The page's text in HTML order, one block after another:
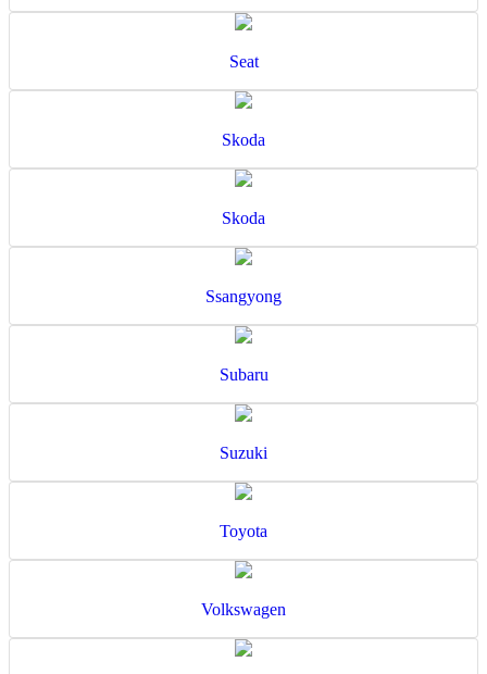
Seat
Skoda
Skoda
Ssangyong
Subaru
Suzuki
Toyota
Volkswagen